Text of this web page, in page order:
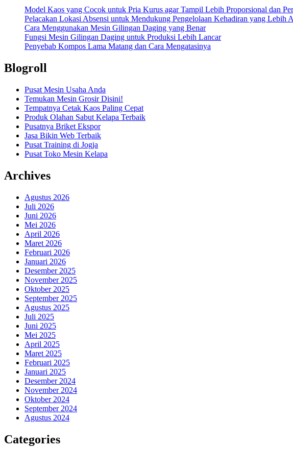
Model Kaos yang Cocok untuk Pria Kurus agar Tampil Lebih Proporsional dan
Pelacakan Lokasi Absensi untuk Mendukung Pengelolaan Kehadiran yang Lebih
Cara Menggunakan Mesin Gilingan Daging yang Benar
Fungsi Mesin Gilingan Daging untuk Produksi Lebih Lancar
Penyebab Kompos Lama Matang dan Cara Mengatasinya
Blogroll
Pusat Mesin Usaha Anda
Temukan Mesin Grosir Disini!
Tempatnya Cetak Kaos Paling Cepat
Produk Olahan Sabut Kelapa Terbaik
Pusatnya Briket Ekspor
Jasa Bikin Web Terbaik
Pusat Training di Jogja
Pusat Toko Mesin Kelapa
Archives
Agustus 2026
Juli 2026
Juni 2026
Mei 2026
April 2026
Maret 2026
Februari 2026
Januari 2026
Desember 2025
November 2025
Oktober 2025
September 2025
Agustus 2025
Juli 2025
Juni 2025
Mei 2025
April 2025
Maret 2025
Februari 2025
Januari 2025
Desember 2024
November 2024
Oktober 2024
September 2024
Agustus 2024
Categories